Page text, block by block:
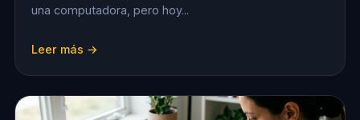
una computadora, pero hoy...
Leer más →